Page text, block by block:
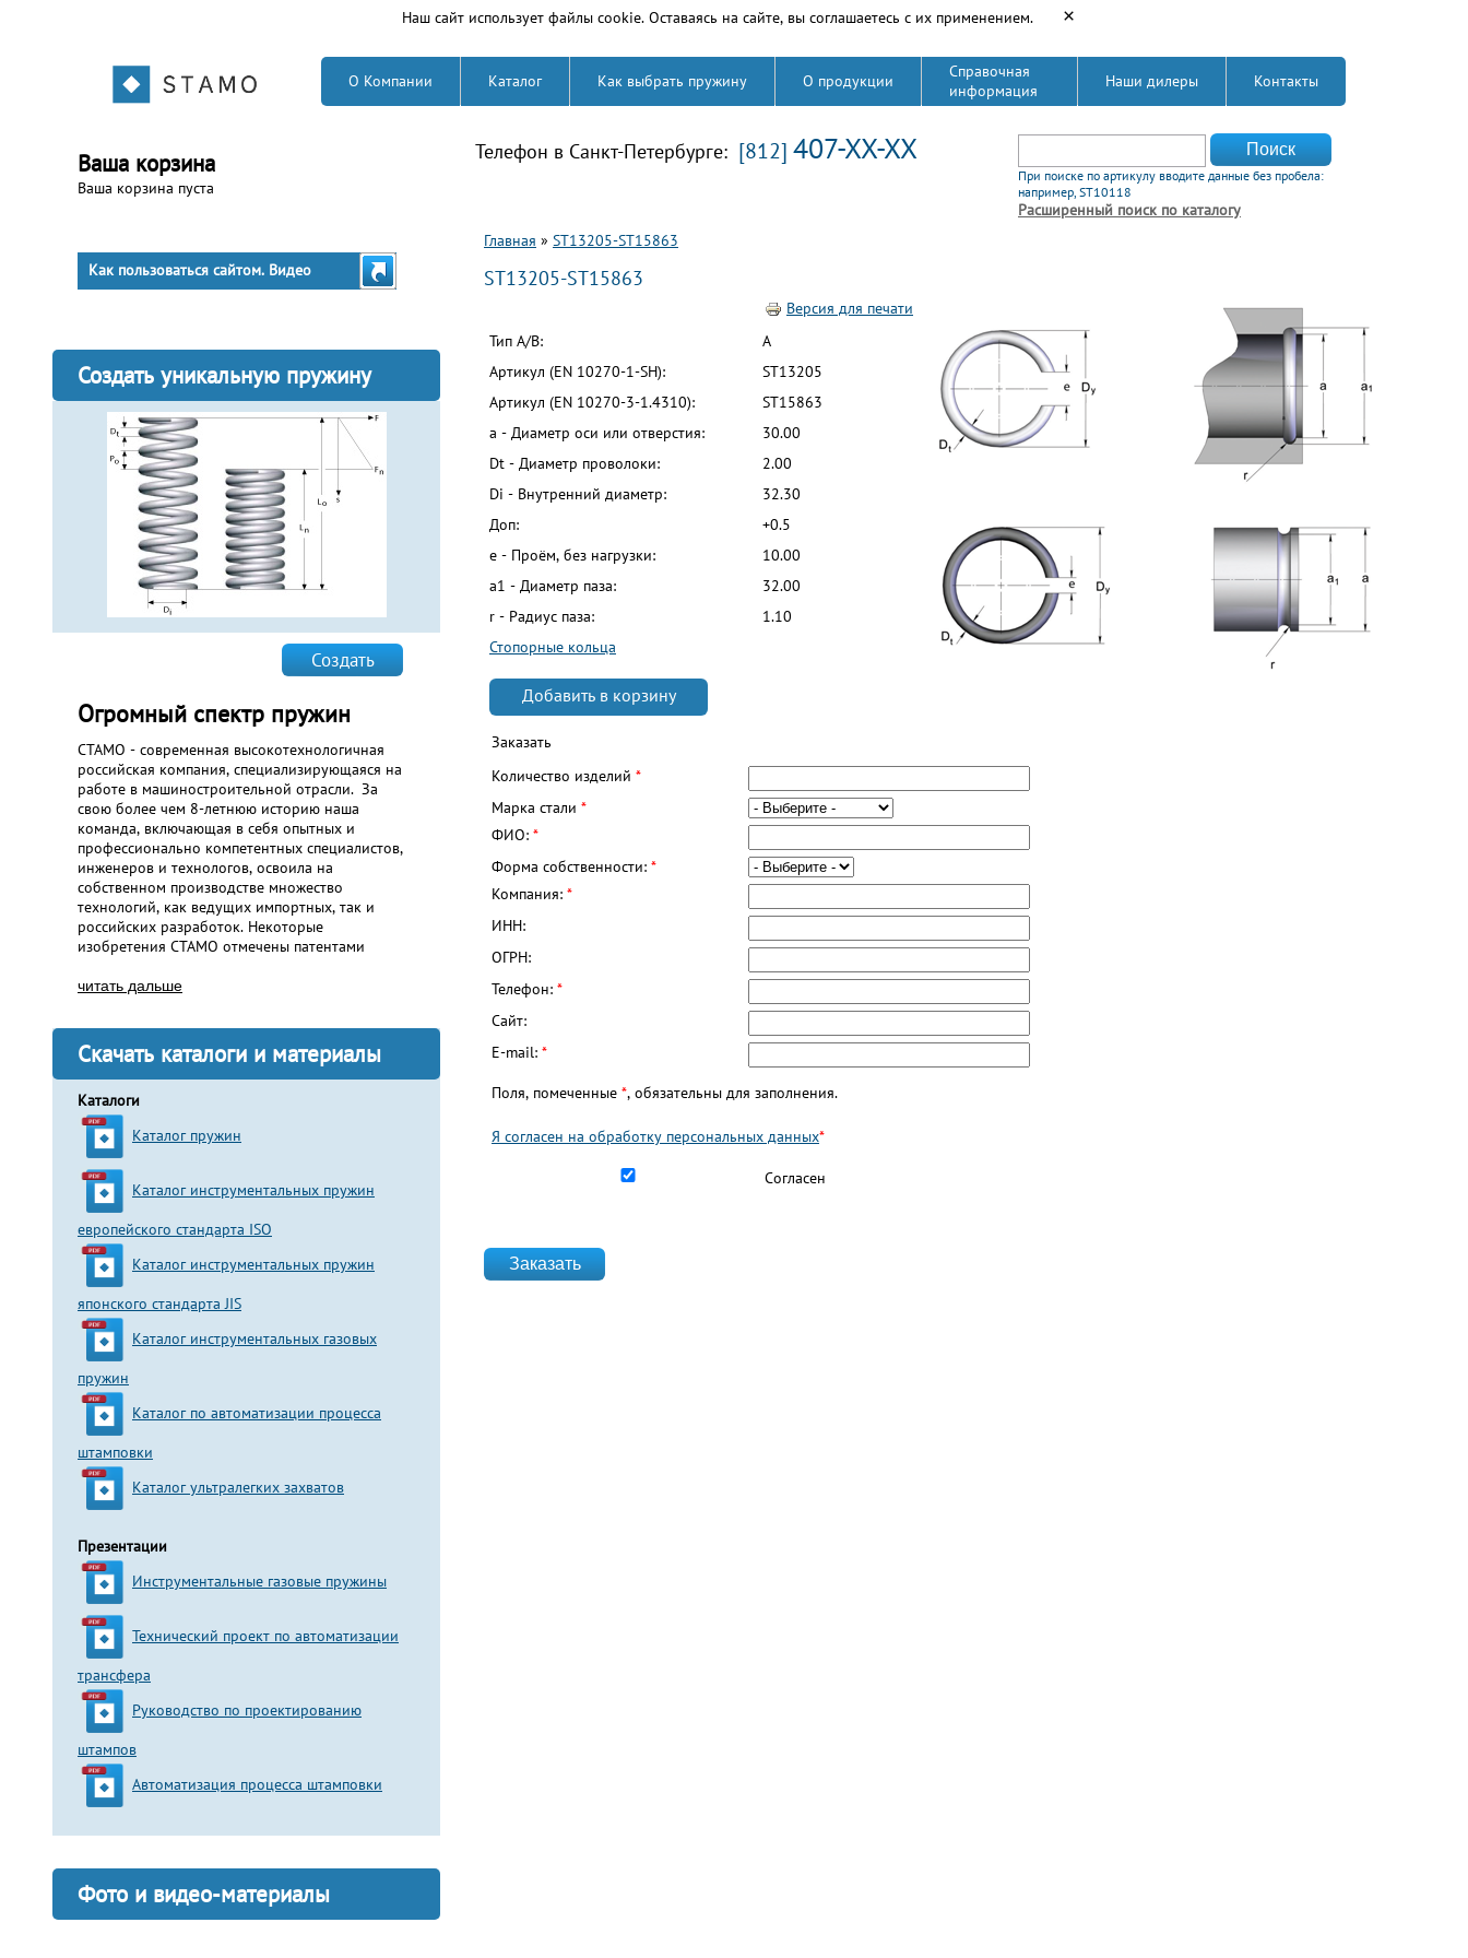
Наш сайт использует файлы cookie. Оставаясь на сайте, вы соглашаетесь с их применением. ×
О Компании Каталог Как выбрать пружину О продукции
Справочная
информация
Наши дилеры Контакты
Телефон в Санкт-Петербурге: [812] 407-XX-XX Форма поиска
Поиск
При поиске по артикулу вводите данные без пробела:
например, ST10118
Расширенный поиск по каталогу
Ваша корзина
Ваша корзина пуста
Как пользоваться сайтом. Видео
Создать уникальную пружину
Создать
Огромный спектр пружин
СТАМО - современная высокотехнологичная
российская компания, специализирующаяся на
работе в машиностроительной отрасли. За
свою более чем 8-летнюю историю наша
команда, включающая в себя опытных и
профессионально компетентных специалистов,
инженеров и технологов, освоила на
собственном производстве множество
технологий, как ведущих импортных, так и
российских разработок. Некоторые
изобретения СТАМО отмечены патентами
читать дальше
Скачать каталоги и материалы
Каталоги
Каталог пружин
Каталог инструментальных пружин
европейского стандарта ISO
Каталог инструментальных пружин
японского стандарта JIS
Каталог инструментальных газовых
пружин
Каталог по автоматизации процесса
штамповки
Каталог ультралегких захватов
Презентации
Инструментальные газовые пружины
Технический проект по автоматизации
трансфера
Руководство по проектированию
штампов
Автоматизация процесса штамповки
Фото и видео-материалы
Вы здесь
Главная » ST13205-ST15863
ST13205-ST15863
Версия для печати
Тип A/B:
A
Артикул (EN 10270-1-SH):
ST13205
Артикул (EN 10270-3-1.4310):
ST15863
a - Диаметр оси или отверстия:
30.00
Dt - Диаметр проволоки:
2.00
Di - Внутренний диаметр:
32.30
Доп:
+0.5
e - Проём, без нагрузки:
10.00
a1 - Диаметр паза:
32.00
r - Радиус паза:
1.10
Стопорные кольца
Добавить в корзину
Заказать
Количество изделий *
Марка стали *
ФИО: *
Форма собственности: *
Компания: *
ИНН:
ОГРН:
Телефон: *
Сайт:
E-mail: *
Поля, помеченные *, обязательны для заполнения.
Я согласен на обработку персональных данных*
Согласен на обработку данных
Согласен